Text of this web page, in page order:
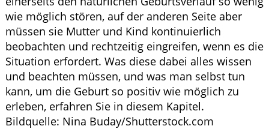
wie möglich stören, auf der anderen Seite aber
müssen sie Mutter und Kind kontinuierlich
beobachten und rechtzeitig eingreifen, wenn es die
Situation erfordert. Was diese dabei alles wissen
und beachten müssen, und was man selbst tun
kann, um die Geburt so positiv wie möglich zu
erleben, erfahren Sie in diesem Kapitel.
Bildquelle: Nina Buday/Shutterstock.com